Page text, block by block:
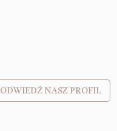
ODWIEDŹ NASZ PROFIL